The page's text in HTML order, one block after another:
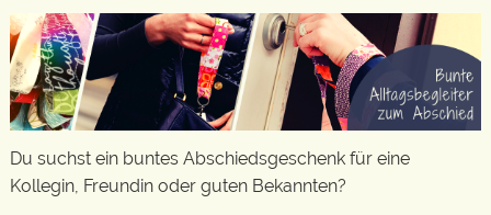
Du suchst ein buntes Abschiedsgeschenk für eine
Kollegin, Freundin oder guten Bekannten?